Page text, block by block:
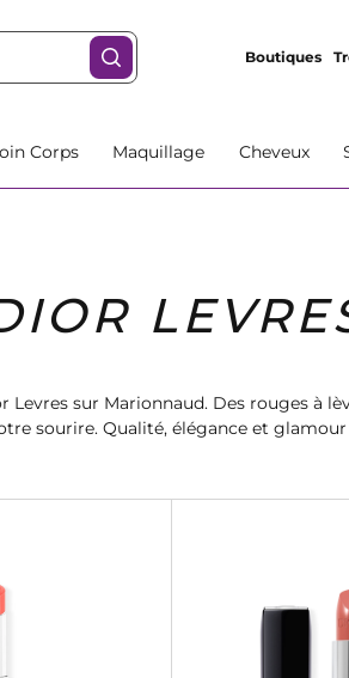
Boutiques
Corps Maquillage Cheveux
sur Marionnaud. Des rouges à
sourire. Qualité, élégance et